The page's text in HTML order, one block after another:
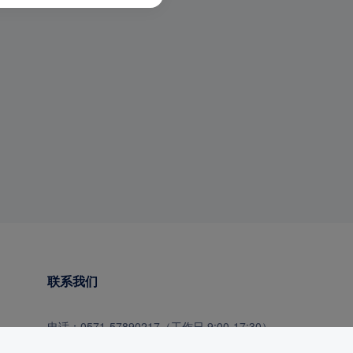
联系我们
电话：0571-57890217（工作日 9:00-17:30）